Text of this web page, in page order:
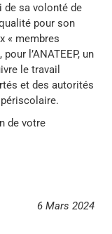
de sa volonté de
pour son
« membres
l’ANATEEP, un
le travail
et des autorités
de votre
6 Mars 2024